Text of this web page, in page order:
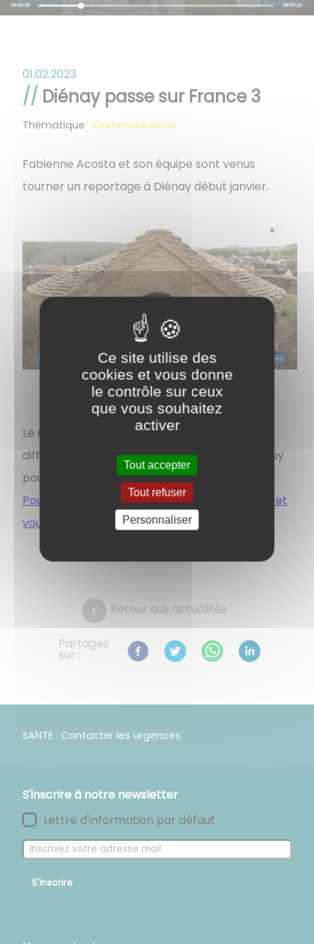
01.02.2023
Diénay passe sur France 3
Thématique Communication
Fabienne Acosta et son équipe sont venus
tourner un reportage à Diénay début janvier.
Le reportage "Rendez-vous chez vous" a été
diffusé le 23 janvier 2023. Il est encore en replay
pour quelques temps sur le site de France TV.
Pour le consulter, il vous faut avoir un compte et
vous connecter à France TV.
Retour aux actualités
Partagez
sur :
SANTE : Contacter les urgences
S'inscrire à notre newsletter
Lettre d'information par défaut
S'inscrire
Ce site utilise des
cookies et vous donne
le contrôle sur ceux
que vous souhaitez
activer
Tout accepter
Tout refuser
Personnaliser